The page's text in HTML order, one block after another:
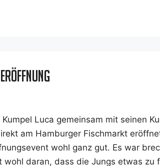
Eröffnung
Luca gemein­sam mit sei­nen
am Ham­bur­ger Fisch­markt
wohl ganz gut. Es war
wohl dar­an, dass die Jungs etwas